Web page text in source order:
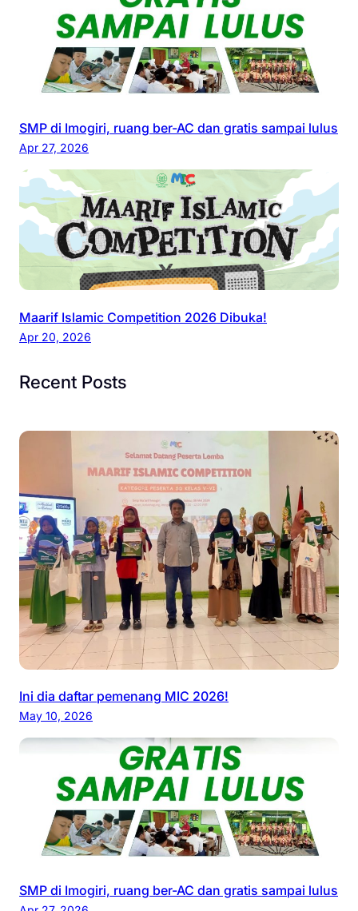
SMP di Imogiri, ruang ber-AC dan gratis sampai lulus
Apr 27, 2026
Maarif Islamic Competition 2026 Dibuka!
Apr 20, 2026
Recent Posts
Ini dia daftar pemenang MIC 2026!
May 10, 2026
SMP di Imogiri, ruang ber-AC dan gratis sampai lulus